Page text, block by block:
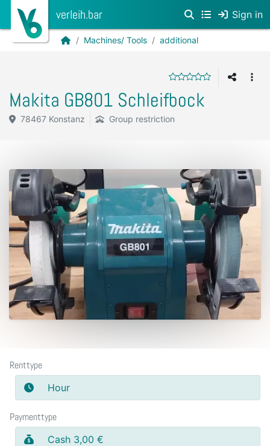
verleih.bar Sign in
Machines/ Tools additional
Makita GB801 Schleifbock
78467 Konstanz Group restriction
Renttype
Hour
Paymenttype
Cash 3,00 €